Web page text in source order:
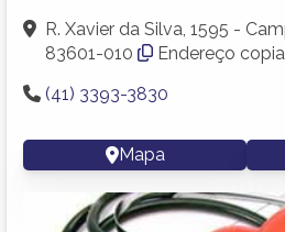
R. Xavier da Silva, 1595 -
83601-010
Endereço
(41) 3393-3830
Mapa